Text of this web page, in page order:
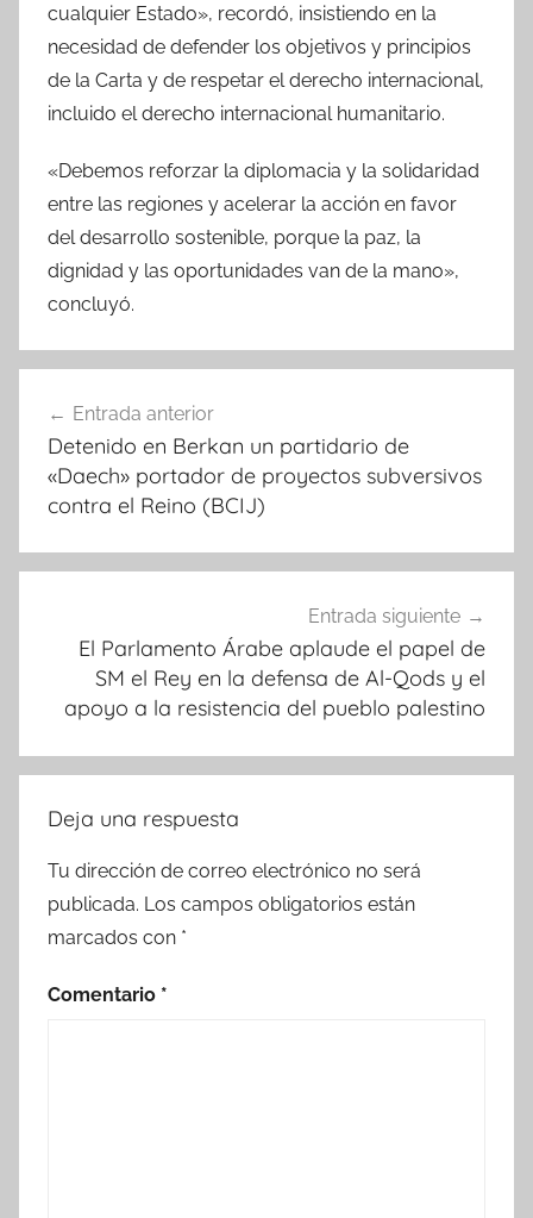
cualquier Estado», recordó, insistiendo en la
necesidad de defender los objetivos y principios
de la Carta y de respetar el derecho internacional,
incluido el derecho internacional humanitario.
«Debemos reforzar la diplomacia y la solidaridad
entre las regiones y acelerar la acción en favor
del desarrollo sostenible, porque la paz, la
dignidad y las oportunidades van de la mano»,
concluyó.
de
entradas
Entrada anterior
Detenido en Berkan un partidario de
«Daech» portador de proyectos subversivos
contra el Reino (BCIJ)
Entrada siguiente
El Parlamento Árabe aplaude el papel de
SM el Rey en la defensa de Al-Qods y el
apoyo a la resistencia del pueblo palestino
Deja una respuesta
Tu dirección de correo electrónico no será
publicada. Los campos obligatorios están
marcados con *
Comentario *